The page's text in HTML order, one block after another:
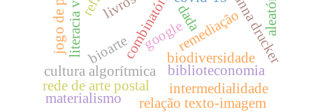
biodiversidade
bioartecombinatórioremediação
google
cultura algorítmica biblioteconomia
johanna drucker
aleatório
rede de arte postal intermedialidade
dada
relação texto-imagem
materialismo